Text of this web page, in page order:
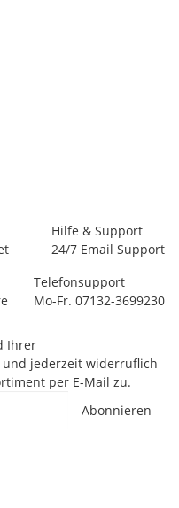
Hilfe & Support
24/7 Email Support
Telefonsupport
Mo-Fr. 07132-3699230
Ihrer
und jederzeit widerruflich
per E-Mail zu.
Abonnieren